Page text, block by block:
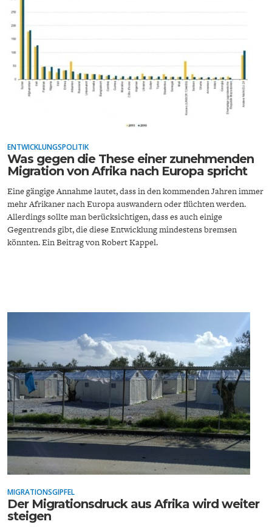
GERMANOMICS
DEUTSCHLAND UND DIE
DIGITALISIERUNG
HÖRSAAL
MAKROTHEK
ENTWICKLUNGSPOLITIK
Was gegen die These einer zunehmenden
Migration von Afrika nach Europa spricht
Eine gängige Annahme lautet, dass in den kommenden Jahren immer
mehr Afrikaner nach Europa auswandern oder flüchten werden.
Allerdings sollte man berücksichtigen, dass es auch einige
Gegentrends gibt, die diese Entwicklung mindestens bremsen
könnten. Ein Beitrag von Robert Kappel.
MIGRATIONSGIPFEL
Der Migrationsdruck aus Afrika wird weiter
steigen